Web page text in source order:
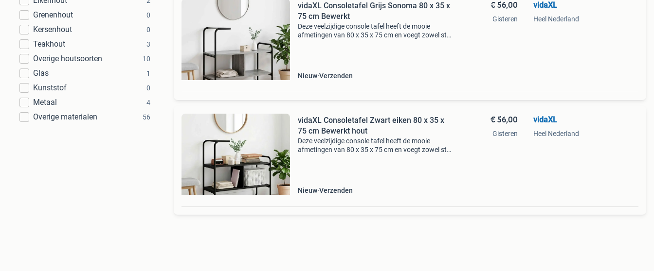
Grenenhout 0
Kersenhout 0
Teakhout 3
Overige houtsoorten 10
Glas 1
Kunststof 0
Metaal 4
Overige materialen 56
vidaXL Consoletafel Grijs Sonoma 80 x 35 x
75 cm Bewerkt
Deze veelzijdige console tafel heeft de mooie
afmetingen van 80 x 35 x 75 cm en voegt zowel stijl
Nieuw Verzenden
€ 56,00
Gisteren
vidaXL
Heel Nederland
vidaXL Consoletafel Zwart eiken 80 x 35 x
75 cm Bewerkt hout
Deze veelzijdige console tafel heeft de mooie
afmetingen van 80 x 35 x 75 cm en voegt zowel stijl
Nieuw Verzenden
€ 56,00
Gisteren
vidaXL
Heel Nederland